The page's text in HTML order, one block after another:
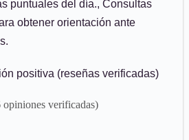
puntuales del día., Consultas
obtener orientación ante
positiva (reseñas verificadas)
opiniones verificadas)